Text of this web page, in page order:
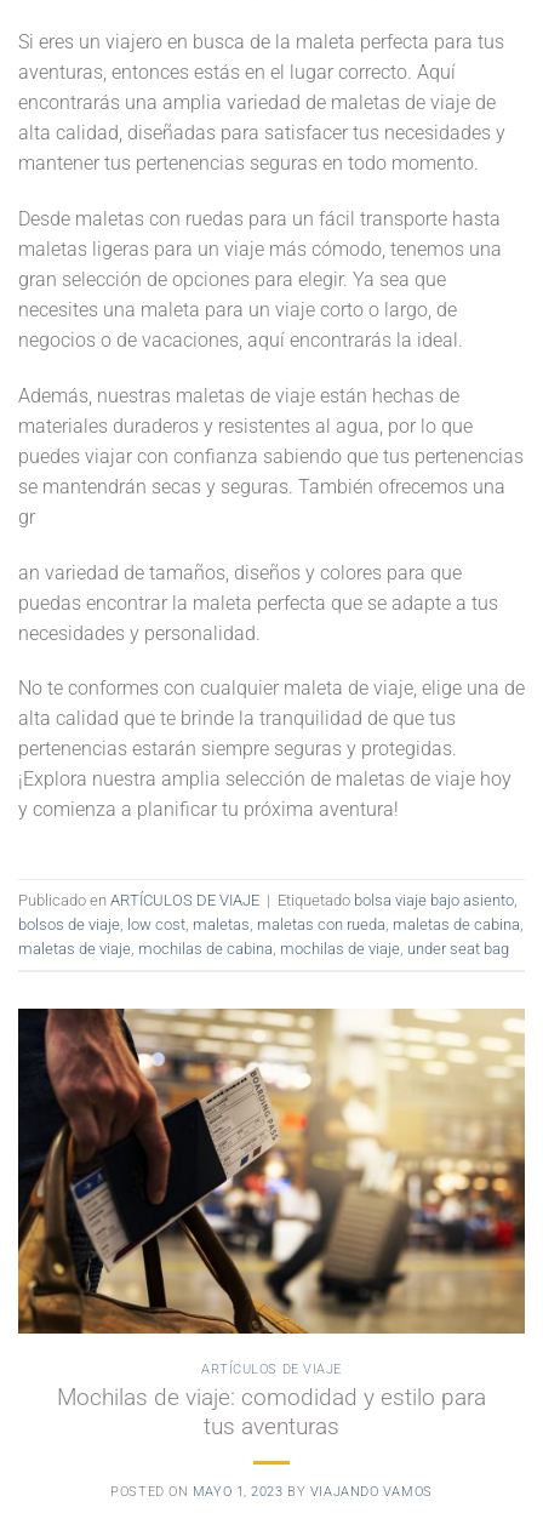
Si eres un viajero en busca de la maleta perfecta para tus
aventuras, entonces estás en el lugar correcto. Aquí
encontrarás una amplia variedad de maletas de viaje de
alta calidad, diseñadas para satisfacer tus necesidades y
mantener tus pertenencias seguras en todo momento.
Desde maletas con ruedas para un fácil transporte hasta
maletas ligeras para un viaje más cómodo, tenemos una
gran selección de opciones para elegir. Ya sea que
necesites una maleta para un viaje corto o largo, de
negocios o de vacaciones, aquí encontrarás la ideal.
Además, nuestras maletas de viaje están hechas de
materiales duraderos y resistentes al agua, por lo que
puedes viajar con confianza sabiendo que tus pertenencias
se mantendrán secas y seguras. También ofrecemos una
gr
an variedad de tamaños, diseños y colores para que
puedas encontrar la maleta perfecta que se adapte a tus
necesidades y personalidad.
No te conformes con cualquier maleta de viaje, elige una de
alta calidad que te brinde la tranquilidad de que tus
pertenencias estarán siempre seguras y protegidas.
¡Explora nuestra amplia selección de maletas de viaje hoy
y comienza a planificar tu próxima aventura!
Publicado en ARTÍCULOS DE VIAJE | Etiquetado bolsa viaje bajo asiento
bolsos de viaje low cost maletas maletas con rueda maletas de cabina
maletas de viaje mochilas de cabina mochilas de viaje under seat bag
ARTÍCULOS DE VIAJE
Mochilas de viaje: comodidad y estilo para
tus aventuras
POSTED ON MAYO 1, 2023 BY VIAJANDO VAMOS